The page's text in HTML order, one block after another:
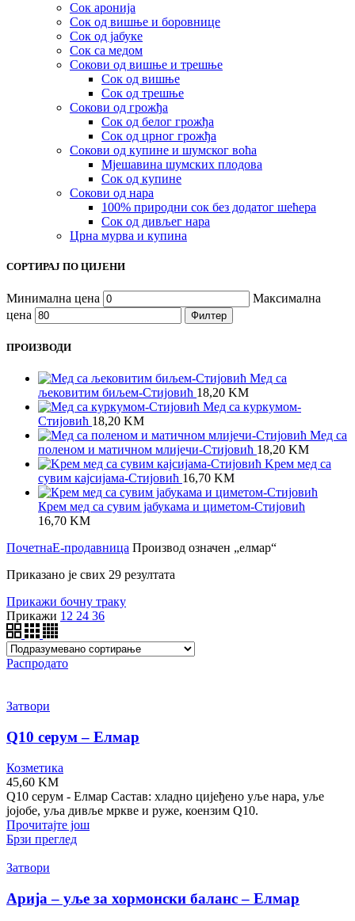
Сок аронија
Сок од вишње и боровнице
Сок од јабуке
Сок са медом
Сокови од вишње и трешње
Сок од вишње
Сок од трешње
Сокови од грожђа
Сок од белог грожђа
Сок од црног грожђа
Сокови од купине и шумског воћа
Мјешавина шумских плодова
Сок од купине
Сокови од нара
100% природни сок без додатог шећера
Сок од дивљег нара
Црна мурва и купина
СОРТИРАЈ ПО ЦИЈЕНИ
Минимална цена
Максимална
цена
Филтер
ПРОИЗВОДИ
Мед са
љековитим биљем-Стијовић 18,20 KM
Meд са куркумом-
Стијовић 18,20 KM
Мед са
поленом и матичном млијечи-Стијовић 18,20 KM
Kрем мед са
сувим кајсијама-Стијовић 16,70 KM
Крем мед са сувим јабукама и циметом-Стијовић
16,70 KM
ПочетнаЕ-продавница Производ oзначен „елмар“
Приказано је свих 29 резултата
Прикажи бочну траку
Прикажи 12 24 36
Распродато
Затвори
Q10 серум – Елмар
Козметика
45,60 KM
Q10 серум - Елмар Састав: хладно цијеђено уље нара, уље
јојобе, уља дивље мркве и руже, коензим Q10.
Прочитајте још
Брзи преглед
Затвори
Арија – уље за хормонски баланс – Елмар